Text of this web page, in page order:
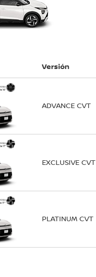
Versión
ADVANCE CVT
EXCLUSIVE CVT
PLATINUM CVT